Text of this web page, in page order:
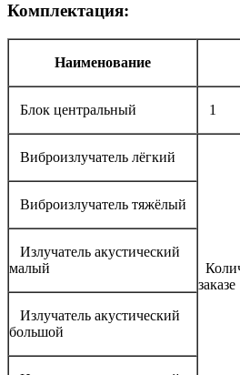
Комплектация:
Наименование
Блок центральный 1
Виброизлучатель лёгкий
Виброизлучатель тяжёлый
Излучатель акустический
малый
Излучатель акустический
большой